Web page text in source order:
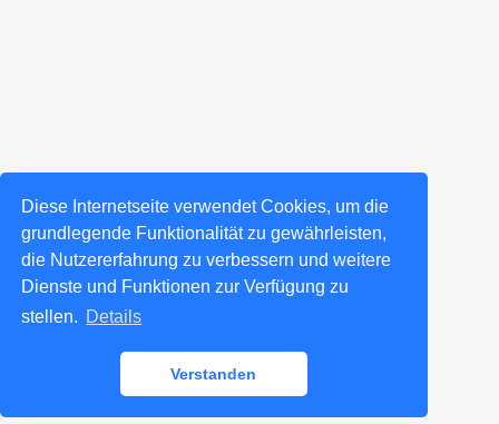
Diese Internetseite verwendet Cookies, um die
grundlegende Funktionalität zu gewährleisten,
die Nutzererfahrung zu verbessern und weitere
Dienste und Funktionen zur Verfügung zu
stellen. Details
Verstanden